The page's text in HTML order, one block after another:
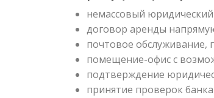
немассовый
договор аренды
почтовое обслуживание,
помещение-офис с
подтверждение
принятие проверок